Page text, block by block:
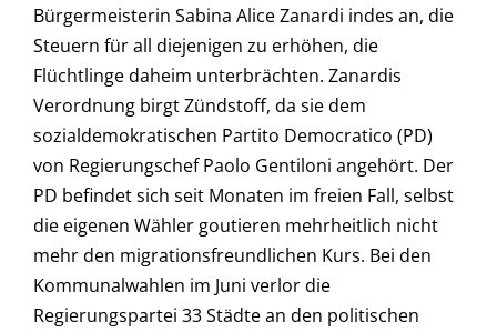
Bürgermeisterin Sabina Alice Zanardi indes an, die
Steuern für all diejenigen zu erhöhen, die
Flüchtlinge daheim unterbrächten. Zanardis
Verordnung birgt Zündstoff, da sie dem
sozialdemokratischen Partito Democratico (PD)
von Regierungschef Paolo Gentiloni angehört. Der
PD befindet sich seit Monaten im freien Fall, selbst
die eigenen Wähler goutieren mehrheitlich nicht
mehr den migrationsfreundlichen Kurs. Bei den
Kommunalwahlen im Juni verlor die
Regierungspartei 33 Städte an den politischen